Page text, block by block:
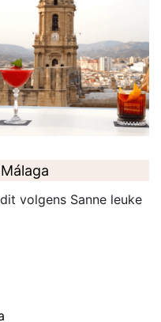
volgens Sanne leuke